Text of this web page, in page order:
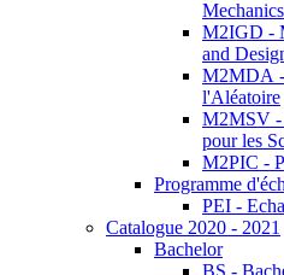
Mechanics
M2IGD -
and
M2MDA -
l'Aléatoire
M2MSV -
pour les
M2PIC -
Programme
PEI -
Catalogue 2020 - 2021
Bachelor
BS -